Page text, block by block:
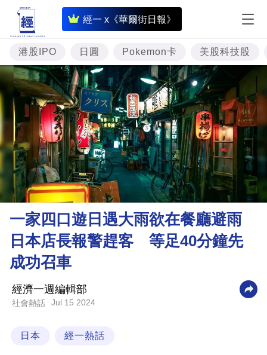
經一 x《華爾街日報》
即
時
財
經
專
題
投
資
樓
市
理
財
商
科
技
港股IPO 日圓 Pokemon卡 美股科技股
一家四口遊日遇大雨欲在餐廳避雨
日本店長報警趕客 等足40分鐘先
成功召車
經濟一週編輯部
社會熱話 Jul 15 2024
日本 經一熱話